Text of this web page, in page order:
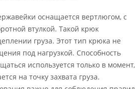
оснащается вертлюгом, с
втулкой. Такой крюк
груза. Этот тип крюка не
под нагрузкой. Способность
используется только в момент,
на точку захвата груза.